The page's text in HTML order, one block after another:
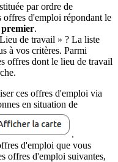
par ordre de
offres d'emploi répondant le
premier.
de travail » ? La liste
à vos critères. Parmi
offres dont le lieu de travail
ces offres d'emploi via
en situation de
.
d'emploi que vous
offres d'emploi suivantes,